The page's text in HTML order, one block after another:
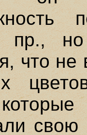
пр.,
что не
свою